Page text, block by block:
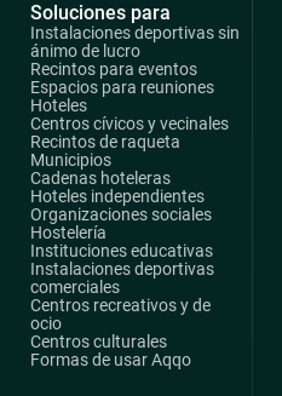
Soluciones para
Instalaciones deportivas sin
ánimo de lucro
Recintos para eventos
Espacios para reuniones
Hoteles
Centros cívicos y vecinales
Recintos de raqueta
Municipios
Cadenas hoteleras
Hoteles independientes
Organizaciones sociales
Hostelería
Instituciones educativas
Instalaciones deportivas
comerciales
Centros recreativos y de
ocio
Centros culturales
Formas de usar Aqqo